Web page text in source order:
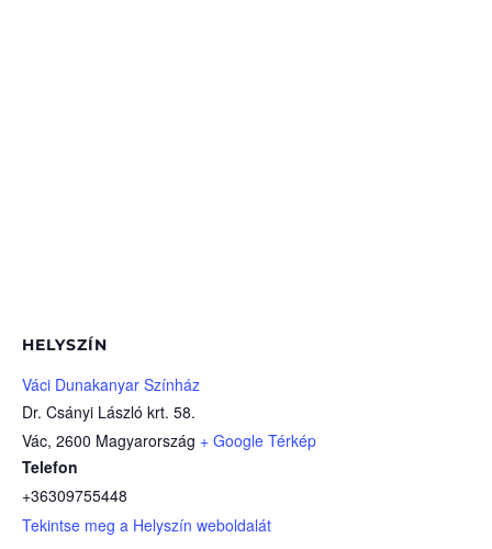
HELYSZÍN
Váci Dunakanyar Színház
Dr. Csányi László krt. 58.
Vác, 2600 Magyarország + Google Térkép
Telefon
+36309755448
Tekintse meg a Helyszín weboldalát